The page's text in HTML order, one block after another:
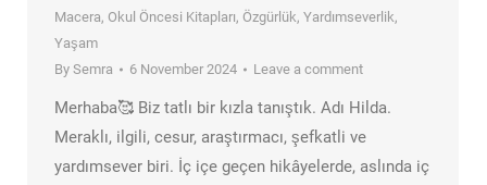
Macera, Okul Öncesi Kitapları, Özgürlük, Yardımseverlik,
Yaşam
By Semra 6 November 2024 Leave a comment
Merhaba🥰 Biz tatlı bir kızla tanıştık. Adı Hilda.
Meraklı, ilgili, cesur, araştırmacı, şefkatli ve
yardımsever biri. İç içe geçen hikâyelerde, aslında iç